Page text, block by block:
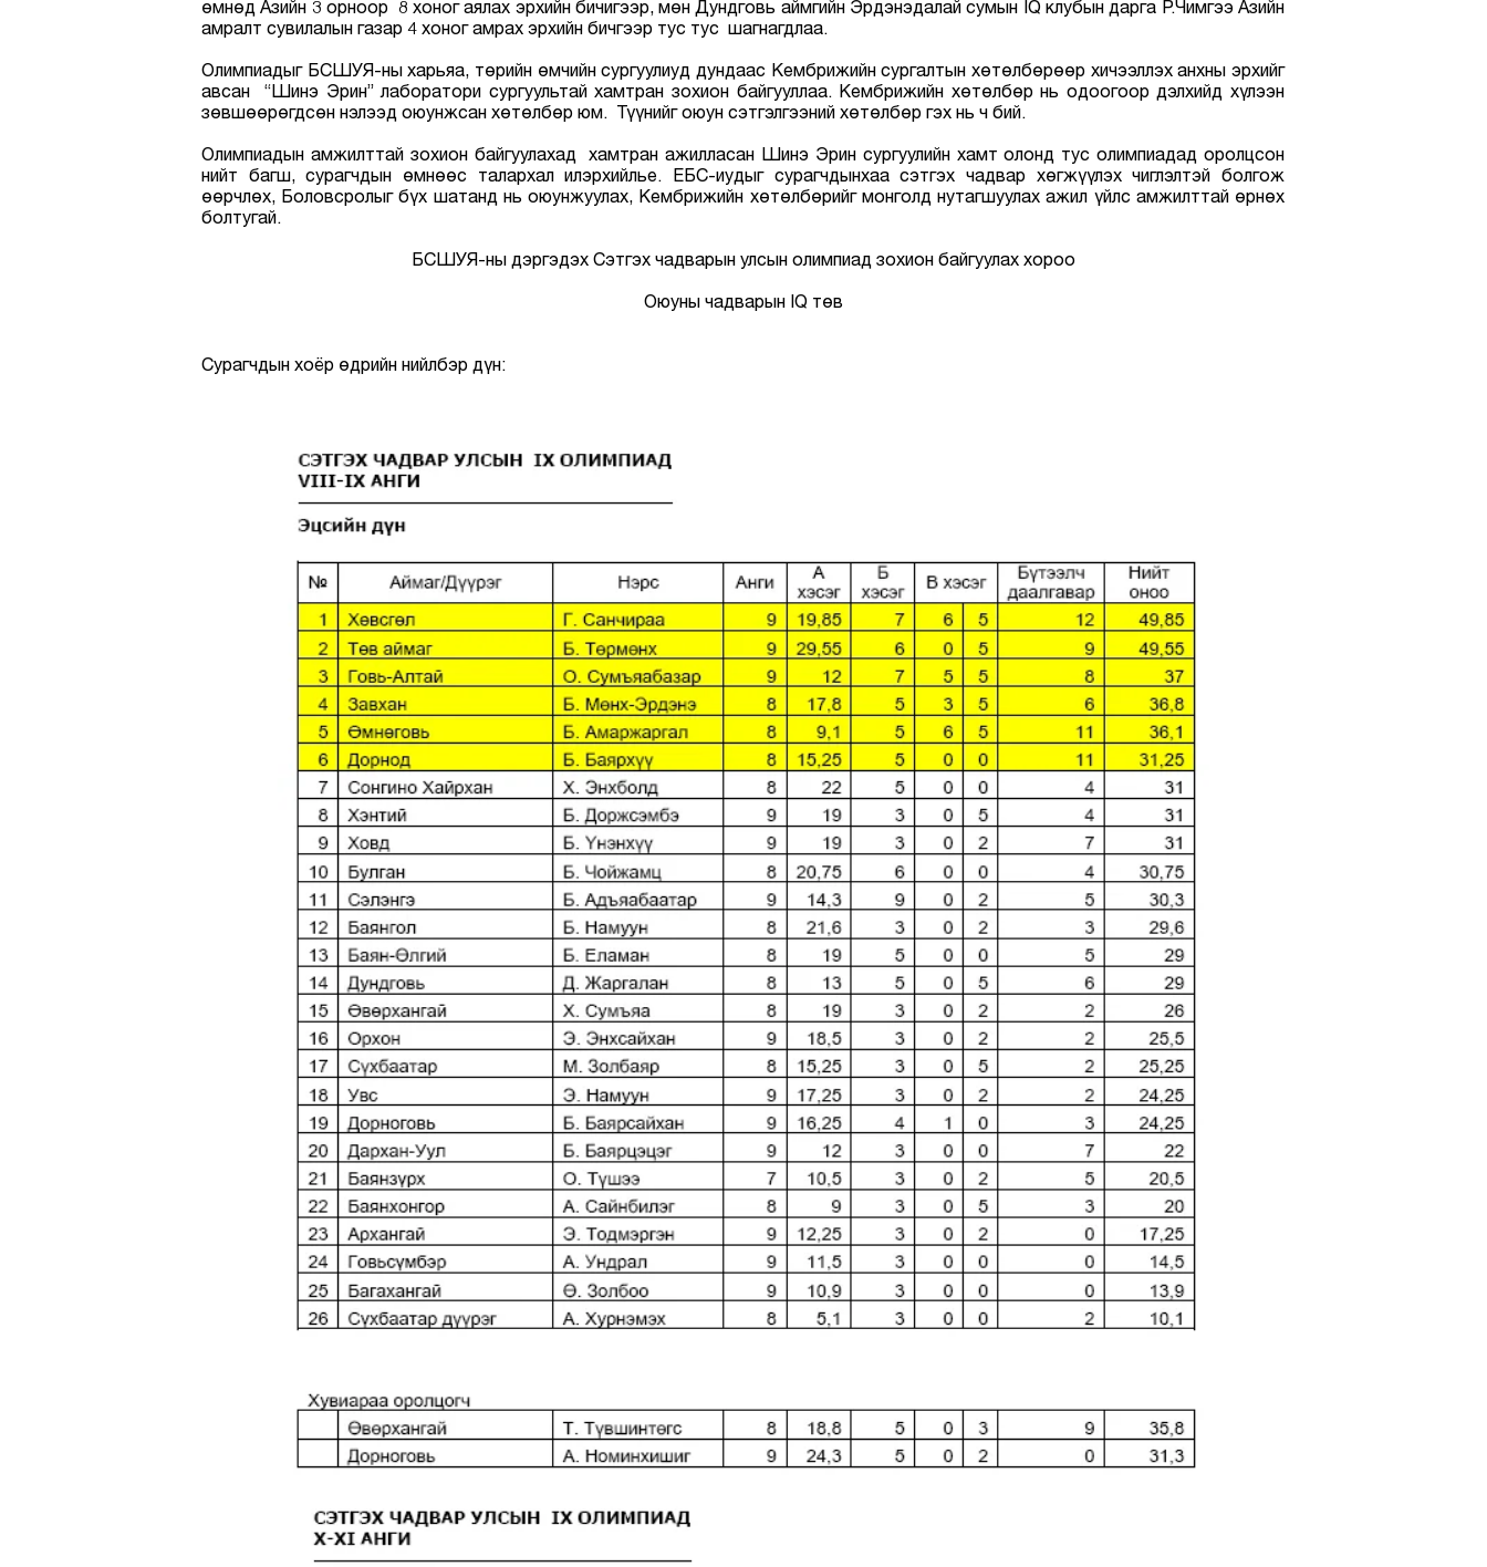
өмнөд Азийн 3 орноор 8 хоног аялах эрхийн бичигээр, мөн Дундговь аймгийн Эрдэнэдалай сумын IQ клубын дарга Р.Чимгээ Азийн
амралт сувилалын газар 4 хоног амрах эрхийн бичгээр тус тус шагнагдлаа.
Олимпиадыг БСШУЯ-ны харьяа, төрийн өмчийн сургуулиуд дундаас Кембрижийн сургалтын хөтөлбөрөөр хичээллэх анхны эрхийг
авсан “Шинэ Эрин” лаборатори сургуультай хамтран зохион байгууллаа. Кембрижийн хөтөлбөр нь одоогоор дэлхийд хүлээн
зөвшөөрөгдсөн нэлээд оюунжсан хөтөлбөр юм. Түүнийг оюун сэтгэлгээний хөтөлбөр гэх нь ч бий.
Олимпиадын амжилттай зохион байгуулахад хамтран ажилласан Шинэ Эрин сургуулийн хамт олонд тус олимпиадад оролцсон
нийт багш, сурагчдын өмнөөс талархал илэрхийлье. ЕБС-иудыг сурагчдынхаа сэтгэх чадвар хөгжүүлэх чиглэлтэй болгож
өөрчлөх, Боловсролыг бүх шатанд нь оюунжуулах, Кембрижийн хөтөлбөрийг монголд нутагшуулах ажил үйлс амжилттай өрнөх
болтугай.
БСШУЯ-ны дэргэдэх Сэтгэх чадварын улсын олимпиад зохион байгуулах хороо
Оюуны чадварын IQ төв
Сурагчдын хоёр өдрийн нийлбэр дүн: